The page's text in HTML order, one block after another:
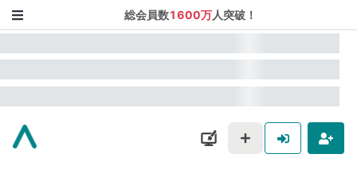
総会員数1600万人突破！